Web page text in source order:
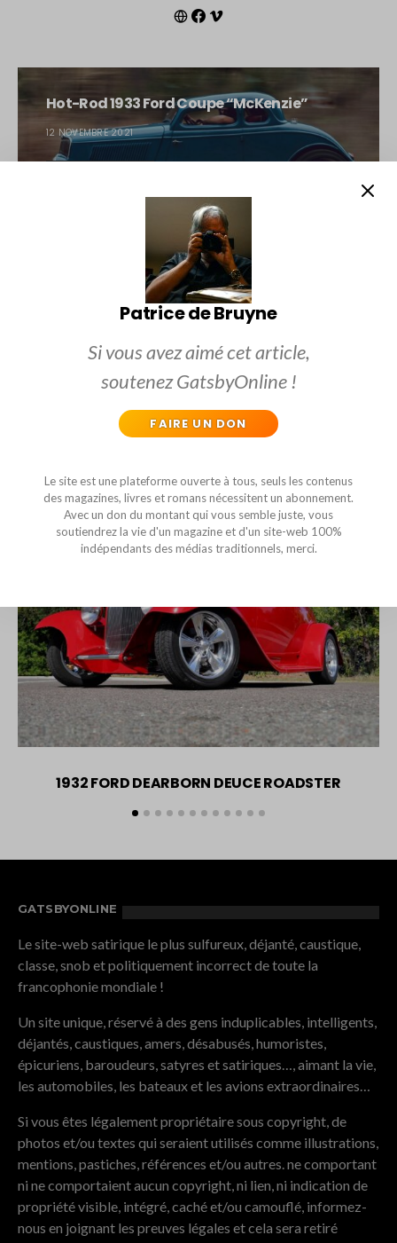
Hot-Rod 1933 Ford Coupe “McKenzie”
12 NOVEMBRE 2021
Hot-Rod-32-McGee
20 NOVEMBRE 2021
LIRE L'ARTICLE
VOUS DEVRIEZ ÉGALEMENT AIMER
1932 FORD DEARBORN DEUCE ROADSTER
GATSBYONLINE
Le site-web satirique le plus sulfureux, déjanté, caustique,
classe, snob et politiquement incorrect de toute la
francophonie mondiale !
Un site unique, réservé à des gens induplicables, intelligents,
déjantés, caustiques, amers, désabusés, humoristes,
épicuriens, baroudeurs, satyres et satiriques…, aimant la vie,
les automobiles, les bateaux et les avions extraordinaires…
Si vous êtes légalement propriétaire sous copyright, de
photos et/ou textes qui seraient utilisés comme illustrations,
mentions, pastiches, références et/ou autres. ne comportant
ni ne comportaient aucun copyright, ni lien, ni indication de
propriété visible, intégré, caché et/ou camouflé, informez-
nous en joignant les preuves légales et cela sera retiré
Patrice de Bruyne
Si vous avez aimé cet article,
soutenez GatsbyOnline !
FAIRE UN DON
Le site est une plateforme ouverte à tous, seuls les contenus
des magazines, livres et romans nécessitent un abonnement.
Avec un don du montant qui vous semble juste, vous
soutiendrez la vie d'un magazine et d'un site-web 100%
indépendants des médias traditionnels, merci.